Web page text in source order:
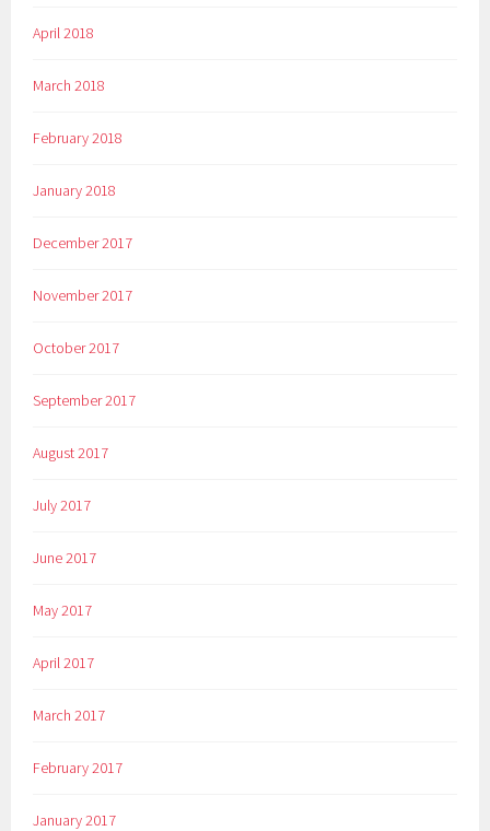
April 2018
March 2018
February 2018
January 2018
December 2017
November 2017
October 2017
September 2017
August 2017
July 2017
June 2017
May 2017
April 2017
March 2017
February 2017
January 2017